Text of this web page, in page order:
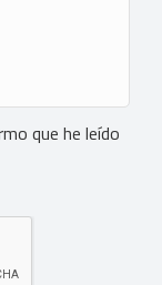
que he leído